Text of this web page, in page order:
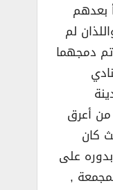
بعدهم
لم
دمجهما
من أعرق
كان
على
,